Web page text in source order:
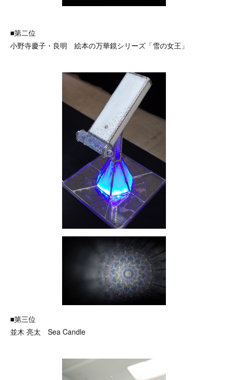
■第二位
小野寺慶子・良明 絵本の万華鏡シリーズ「雪の女王」
■第三位
並木 亮太 Sea Candle